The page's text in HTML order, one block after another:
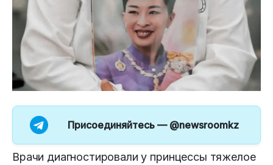
Присоединяйтесь — @newsroomkz
Врачи диагностировали у принцессы тяжелое